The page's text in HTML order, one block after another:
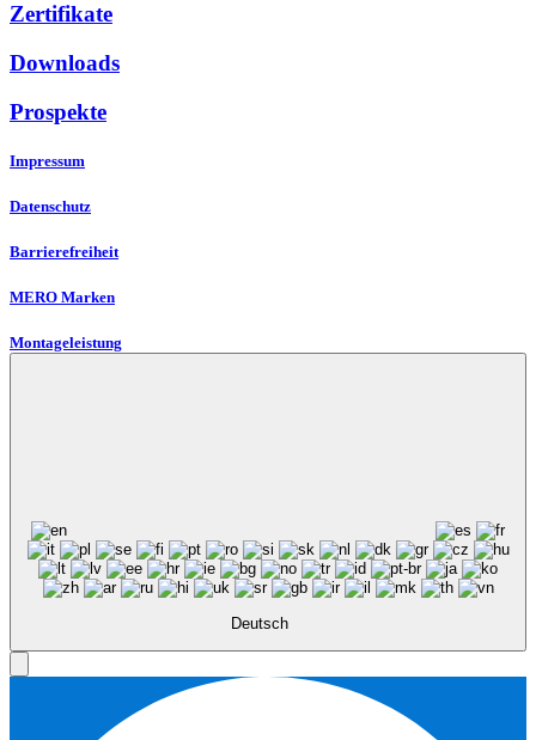
Zertifikate
Downloads
Prospekte
Impressum
Datenschutz
Barrierefreiheit
MERO Marken
Montageleistung
Deutsch